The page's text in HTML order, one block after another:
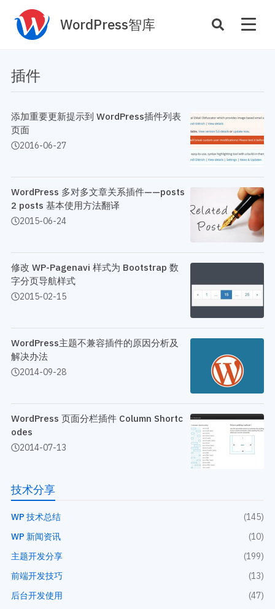
WordPress智库
SEO与全站运营
案例
插件案例
资源
插件推荐 插件开发手册
开发教程
主题开发分享
前端开发技巧
开发文档手册
WP新闻资讯
WordPress数据库
WooCommerce开发
服务咨询
插件
添加重要更新提示到 WordPress插件列表
页面
2016-06-27
WordPress 多对多文章关系插件——posts
2 posts 基本使用方法翻译
2015-06-24
修改 WP-Pagenavi 样式为 Bootstrap 数
字分页导航样式
2015-02-15
WordPress主题不兼容插件的原因分析及
解决办法
2014-09-28
WordPress 页面分栏插件 Column Shortc
odes
2014-07-13
技术分享
WP 技术总结
(145)
WP 新闻资讯
(10)
主题开发分享
(199)
前端开发技巧
(13)
后台开发使用
(47)